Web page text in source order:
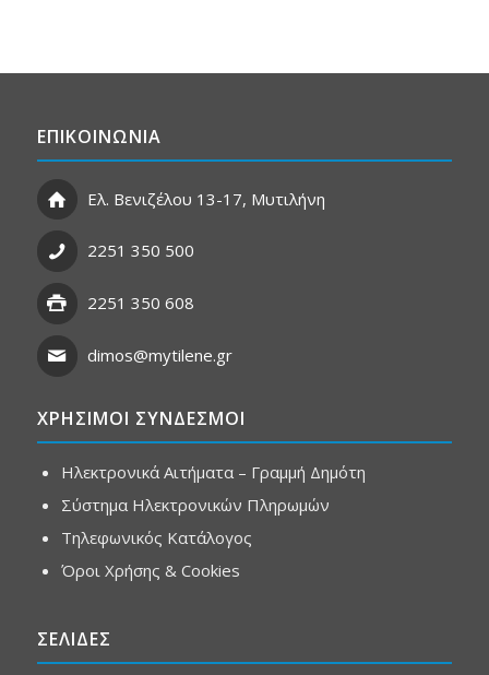
ΕΠΙΚΟΙΝΩΝΙΑ
Ελ. Βενιζέλου 13-17, Μυτιλήνη
2251 350 500
2251 350 608
dimos@mytilene.gr
ΧΡΗΣΙΜΟΙ ΣΥΝΔΕΣΜΟΙ
Ηλεκτρονικά Αιτήματα – Γραμμή Δημότη
Σύστημα Ηλεκτρονικών Πληρωμών
Τηλεφωνικός Κατάλογος
Όροι Χρήσης & Cookies
ΣΕΛΙΔΕΣ